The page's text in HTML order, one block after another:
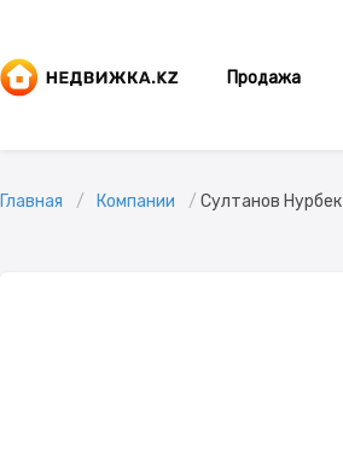
Продажа
Главная Компании Султанов Нурбек